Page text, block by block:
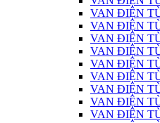
VAN ĐIỆN
VAN ĐIỆN
VAN ĐIỆN
VAN ĐIỆN
VAN ĐIỆN
VAN ĐIỆN
VAN ĐIỆN
VAN ĐIỆN
VAN ĐIỆN